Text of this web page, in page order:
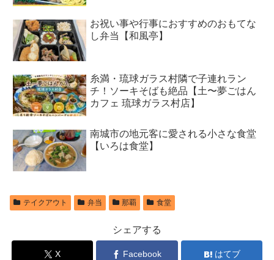
お祝い事や行事におすすめのおもてな
し弁当【和風亭】
糸満・琉球ガラス村隣で子連れラン
チ！ソーキそばも絶品【土〜夢ごはん
カフェ 琉球ガラス村店】
南城市の地元客に愛される小さな食堂
【いろは食堂】
テイクアウト 弁当 那覇 食堂
シェアする
X Facebook はてブ